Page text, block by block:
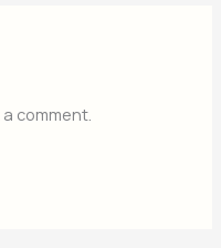
comment.